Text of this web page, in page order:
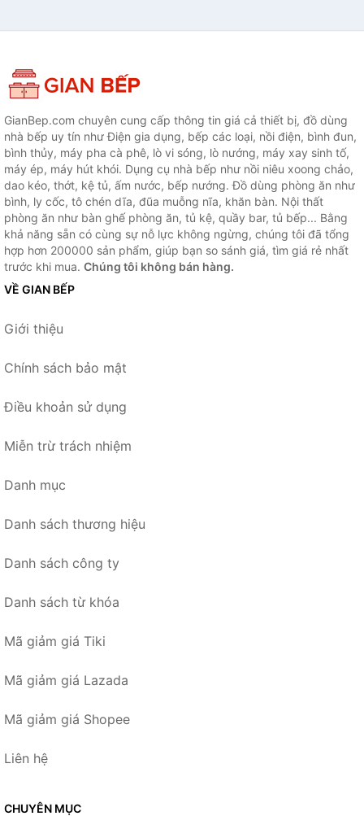
GianBep.com chuyên cung cấp thông tin giá cả thiết bị, đồ dùng
nhà bếp uy tín như Điện gia dụng, bếp các loại, nồi điện, bình đun,
bình thủy, máy pha cà phê, lò vi sóng, lò nướng, máy xay sinh tố,
máy ép, máy hút khói. Dụng cụ nhà bếp như nồi niêu xoong chảo,
dao kéo, thớt, kệ tủ, ấm nước, bếp nướng. Đồ dùng phòng ăn như
bình, ly cốc, tô chén dĩa, đũa muỗng nĩa, khăn bàn. Nội thất
phòng ăn như bàn ghế phòng ăn, tủ kệ, quầy bar, tủ bếp... Bằng
khả năng sẵn có cùng sự nỗ lực không ngừng, chúng tôi đã tổng
hợp hơn 200000 sản phẩm, giúp bạn so sánh giá, tìm giá rẻ nhất
trước khi mua. Chúng tôi không bán hàng.
VỀ GIAN BẾP
Giới thiệu
Chính sách bảo mật
Điều khoản sử dụng
Miễn trừ trách nhiệm
Danh mục
Danh sách thương hiệu
Danh sách công ty
Danh sách từ khóa
Mã giảm giá Tiki
Mã giảm giá Lazada
Mã giảm giá Shopee
Liên hệ
CHUYÊN MỤC